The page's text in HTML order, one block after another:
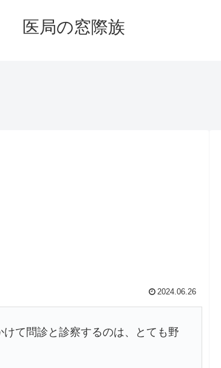
医局の窓際族
2024.06.26
て問診と診察するのは、とても野